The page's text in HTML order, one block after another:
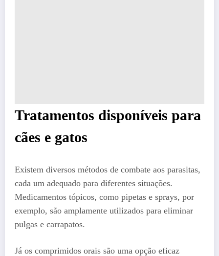
Tratamentos disponíveis para
cães e gatos
Existem diversos métodos de combate aos parasitas,
cada um adequado para diferentes situações.
Medicamentos tópicos, como pipetas e sprays, por
exemplo, são amplamente utilizados para eliminar
pulgas e carrapatos.
Já os comprimidos orais são uma opção eficaz